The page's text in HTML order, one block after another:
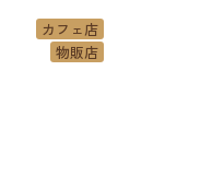
カフェ店
物販店